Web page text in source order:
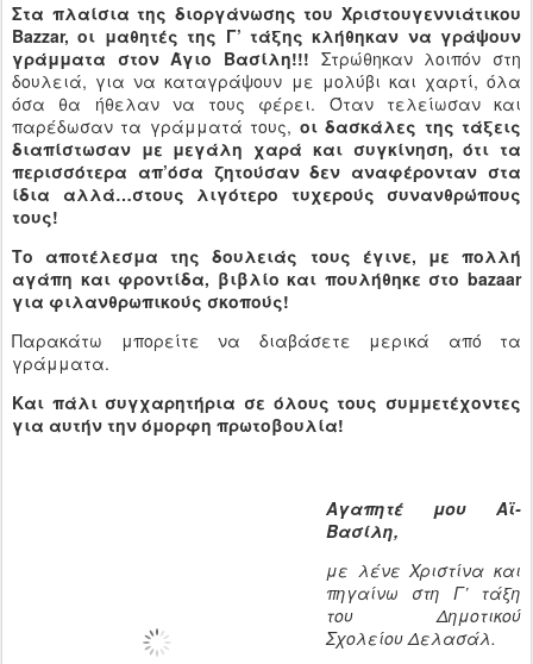
Στα πλαίσια της διοργάνωσης του Χριστουγεννιάτικου
Bazzar, οι μαθητές της Γ’ τάξης κλήθηκαν να γράψουν
γράμματα στον Άγιο Βασίλη!!! Στρώθηκαν λοιπόν στη
δουλειά, για να καταγράψουν με μολύβι και χαρτί, όλα
όσα θα ήθελαν να τους φέρει. Όταν τελείωσαν και
παρέδωσαν τα γράμματά τους, οι δασκάλες της τάξεις
διαπίστωσαν με μεγάλη χαρά και συγκίνηση, ότι τα
περισσότερα απ’όσα ζητούσαν δεν αναφέρονταν στα
ίδια αλλά…στους λιγότερο τυχερούς συνανθρώπους
τους!
Το αποτέλεσμα της δουλειάς τους έγινε, με πολλή
αγάπη και φροντίδα, βιβλίο και πουλήθηκε στο bazaar
για φιλανθρωπικούς σκοπούς!
Παρακάτω μπορείτε να διαβάσετε μερικά από τα
γράμματα.
Και πάλι συγχαρητήρια σε όλους τους συμμετέχοντες
για αυτήν την όμορφη πρωτοβουλία!
Αγαπητέ μου Αϊ-
Βασίλη,
με λένε Χριστίνα και
πηγαίνω στη Γ’ τάξη
του Δημοτικού
Σχολείου Δελασάλ.